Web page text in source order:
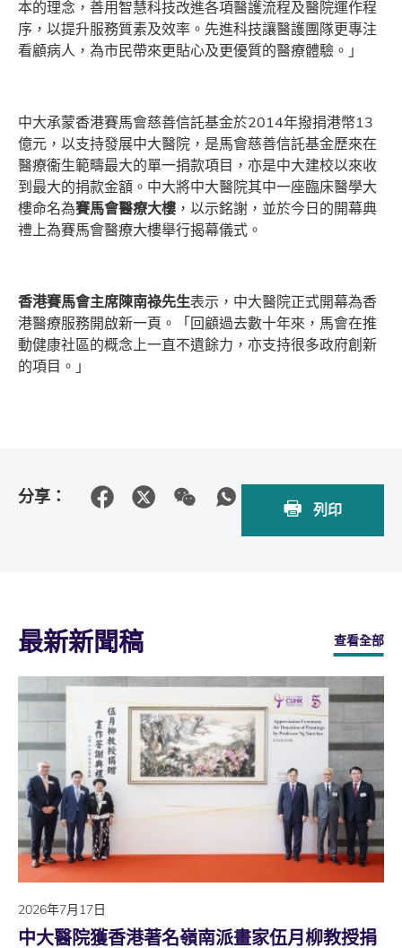
本的理念，善用智慧科技改進各項醫護流程及醫院運作程
序，以提升服務質素及效率。先進科技讓醫護團隊更專注
看顧病人，為市民帶來更貼心及更優質的醫療體驗。」
中大承蒙香港賽馬會慈善信託基金於2014年撥捐港幣13
億元，以支持發展中大醫院，是馬會慈善信託基金歷來在
醫療衞生範疇最大的單一捐款項目，亦是中大建校以來收
到最大的捐款金額。中大將中大醫院其中一座臨床醫學大
樓命名為賽馬會醫療大樓 ，以示銘謝，並於今日的開幕典
禮上為賽馬會醫療大樓舉行揭幕儀式。
香港賽馬會主席陳南祿先生表示，中大醫院正式開幕為香
港醫療服務開啟新一頁。「回顧過去數十年來，馬會在推
動健康社區的概念上一直不遺餘力，亦支持很多政府創新
的項目。」
分享：
列印
最新新聞稿 查看全部
2026年7月17日
中大醫院獲香港著名嶺南派畫家伍月柳教授捐